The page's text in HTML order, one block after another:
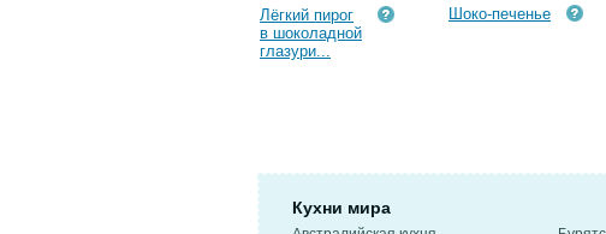
Лёгкий пирог
в шоколадной
глазури...
Шоко-печенье
Кухни мира